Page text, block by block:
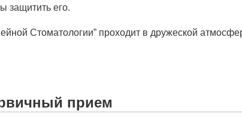
защитить его.
Стоматологии” проходит в дружеской
прием